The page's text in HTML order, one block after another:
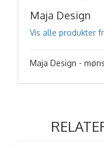
Maja Design
Vis alle produkter
Maja Design -